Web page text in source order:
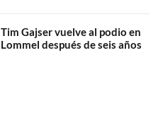
Tim Gajser vuelve al podio en
Lommel después de seis años